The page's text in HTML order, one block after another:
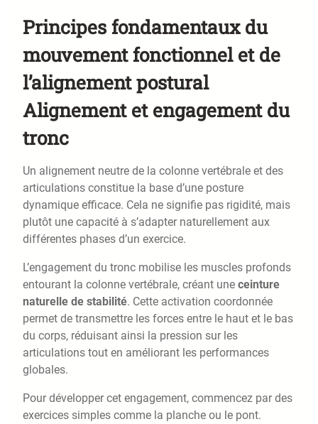
Principes fondamentaux du
mouvement fonctionnel et de
l’alignement postural
Alignement et engagement du
tronc
Un alignement neutre de la colonne vertébrale et des
articulations constitue la base d’une posture
dynamique efficace. Cela ne signifie pas rigidité, mais
plutôt une capacité à s’adapter naturellement aux
différentes phases d’un exercice.
L’engagement du tronc mobilise les muscles profonds
entourant la colonne vertébrale, créant une ceinture
naturelle de stabilité. Cette activation coordonnée
permet de transmettre les forces entre le haut et le bas
du corps, réduisant ainsi la pression sur les
articulations tout en améliorant les performances
globales.
Pour développer cet engagement, commencez par des
exercices simples comme la planche ou le pont.